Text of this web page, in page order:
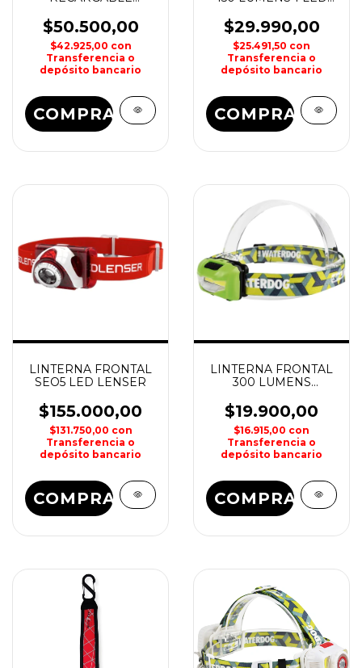
$50.500,00
$42.925,00 con
Transferencia o
depósito bancario
COMPRAR
$29.990,00
$25.491,50 con
Transferencia o
depósito bancario
COMPRAR
LINTERNA FRONTAL
SEO5 LED LENSER
$155.000,00
$131.750,00 con
Transferencia o
depósito bancario
COMPRAR
LINTERNA FRONTAL
300 LUMENS
$19.900,00
$16.915,00 con
Transferencia o
depósito bancario
COMPRAR